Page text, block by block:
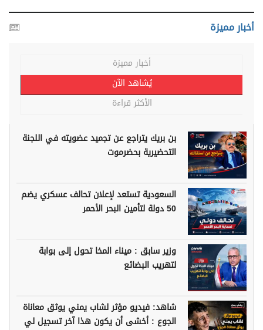
أخبار مميزة
أخبار مميزة
يُشاهد الآن
الأكثر قراءة
بن بريك يتراجع عن تجميد عضويته في اللجنة
التحضيرية بحضرموت
السعودية تستعد لإعلان تحالف عسكري يضم
50 دولة لتأمين البحر الأحمر
وزير سابق : ميناء المخا تحول إلى بوابة
لتهريب البضائع
شاهد: فيديو مؤثر لشاب يمني يوثق معاناة
الجوع : أخشى أن يكون هذا آخر تسجيل لي